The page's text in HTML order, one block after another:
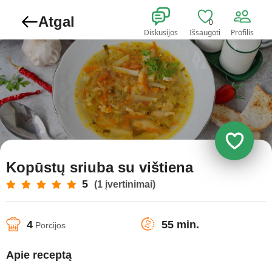
Atgal
Diskusijos
0
Išsaugoti Profilis
Kopūstų sriuba su vištiena
5 (1 įvertinimai)
4 Porcijos 55 min.
Apie receptą